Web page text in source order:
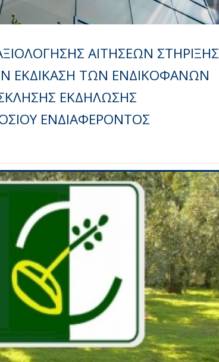
ΑΙΤΗΣΕΩΝ ΣΤΗΡΙΞΗΣ
ΕΚΔΙΚΑΣΗ ΤΩΝ ΕΝΔΙΚΟΦΑΝΩΝ
ΕΚΔΗΛΩΣΗΣ
ΕΝΔΙΑΦΕΡΟΝΤΟΣ